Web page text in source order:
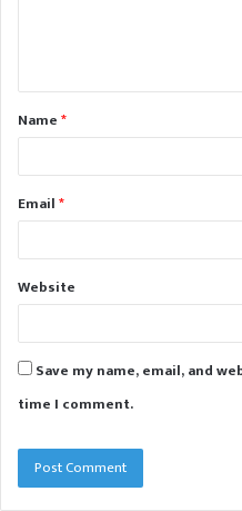
t
*Name*
Email*
Website
Save my name, email, and
time I comment.